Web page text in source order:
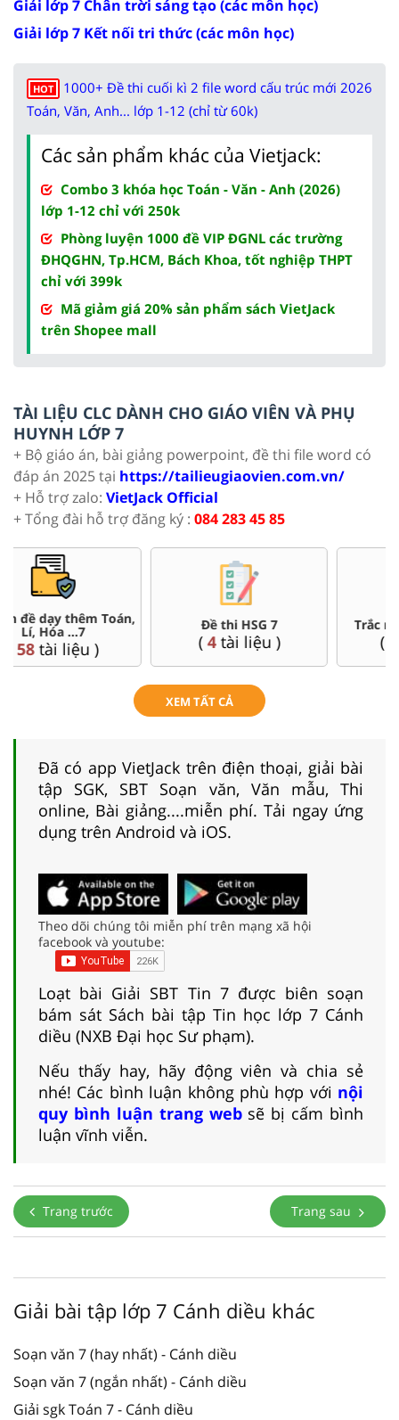
Giải lớp 7 Chân trời sáng tạo (các môn học)
Giải lớp 7 Kết nối tri thức (các môn học)
HOT
1000+ Đề thi cuối kì 2 file word cấu trúc mới 2026
Toán, Văn, Anh... lớp 1-12 (chỉ từ 60k)
Các sản phẩm khác của Vietjack:
Combo 3 khóa học Toán - Văn - Anh (2026)
lớp 1-12 chỉ với 250k
Phòng luyện 1000 đề VIP ĐGNL các trường
ĐHQGHN, Tp.HCM, Bách Khoa, tốt nghiệp THPT
chỉ với 399k
Mã giảm giá 20% sản phẩm sách VietJack
trên Shopee mall
TÀI LIỆU CLC DÀNH CHO GIÁO VIÊN VÀ PHỤ
HUYNH LỚP 7
+ Bộ giáo án, bài giảng powerpoint, đề thi file word có
đáp án 2025 tại https://tailieugiaovien.com.vn/
+ Hỗ trợ zalo: VietJack Official
+ Tổng đài hỗ trợ đăng ký : 084 283 45 85
Đề thi HSG 7
(4tài liệu )
Trắc nghiệm đúng sai 7
(57tài liệu )
XEM TẤT CẢ
Đã có app VietJack trên điện thoại, giải bài
tập SGK, SBT Soạn văn, Văn mẫu, Thi
online, Bài giảng....miễn phí. Tải ngay ứng
dụng trên Android và iOS.
Theo dõi chúng tôi miễn phí trên mạng xã hội
facebook và youtube:
Loạt bài Giải SBT Tin 7 được biên soạn
bám sát Sách bài tập Tin học lớp 7 Cánh
diều (NXB Đại học Sư phạm).
Nếu thấy hay, hãy động viên và chia sẻ
nhé! Các bình luận không phù hợp với nội
quy bình luận trang websẽ bị cấm bình
luận vĩnh viễn.
Trang trước Trang sau
Giải bài tập lớp 7 Cánh diều khác
Soạn văn 7 (hay nhất) - Cánh diều
Soạn văn 7 (ngắn nhất) - Cánh diều
Giải sgk Toán 7 - Cánh diều